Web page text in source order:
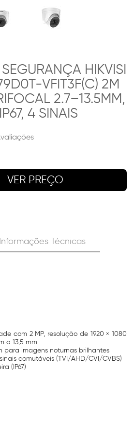
HIKVISI
VFIT3F(C) 2M
2.7–13.5MM,
4 SINAIS
VER PREÇO
Informações Técnicas
com 2 MP, resolução de 1920 × 1080
a 13,5 mm
para imagens noturnas brilhantes
comutáveis (TVI/AHD/CVI/CVBS)
(IP67)